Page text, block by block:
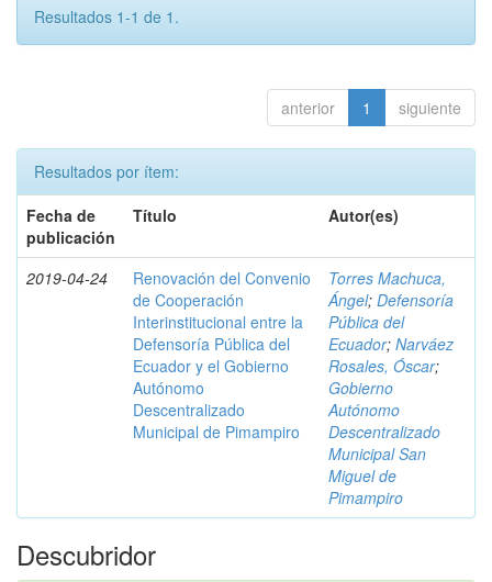
Resultados 1-1 de 1.
anterior 1 siguiente
Resultados por ítem:
Fecha de
publicación
Título Autor(es)
2019-04-24
Renovación del Convenio
de Cooperación
Interinstitucional entre la
Defensoría Pública del
Ecuador y el Gobierno
Autónomo
Descentralizado
Municipal de Pimampiro
Torres Machuca,
Ángel; Defensoría
Pública del
Ecuador; Narváez
Rosales, Óscar;
Gobierno
Autónomo
Descentralizado
Municipal San
Miguel de
Pimampiro
Descubridor